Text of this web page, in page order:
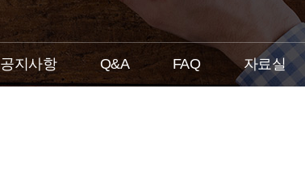
공지사항 Q&A FAQ 자료실